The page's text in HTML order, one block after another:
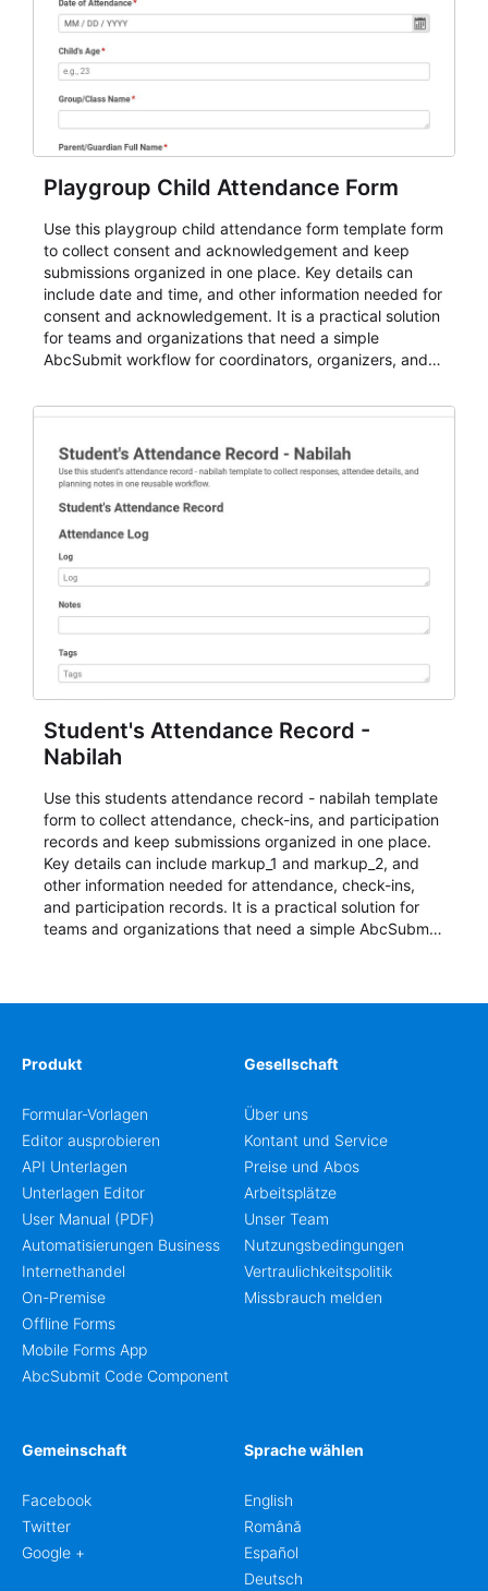
Playgroup Child Attendance Form
Use this playgroup child attendance form template form
to collect consent and acknowledgement and keep
submissions organized in one place. Key details can
include date and time, and other information needed for
consent and acknowledgement. It is a practical solution
for teams and organizations that need a simple
AbcSubmit workflow for coordinators, organizers, and
Student's Attendance Record -
Nabilah
Use this students attendance record - nabilah template
form to collect attendance, check-ins, and participation
records and keep submissions organized in one place.
Key details can include markup_1 and markup_2, and
other information needed for attendance, check-ins,
and participation records. It is a practical solution for
teams and organizations that need a simple AbcSubmit
Produkt
Formular-Vorlagen
Editor ausprobieren
API Unterlagen
Unterlagen Editor
User Manual (PDF)
Automatisierungen Business
Internethandel
On-Premise
Offline Forms
Mobile Forms App
AbcSubmit Code Component
Gesellschaft
Über uns
Kontant und Service
Preise und Abos
Arbeitsplätze
Unser Team
Nutzungsbedingungen
Vertraulichkeitspolitik
Missbrauch melden
Gemeinschaft
Facebook
Twitter
Google +
Sprache wählen
English
Română
Español
Deutsch